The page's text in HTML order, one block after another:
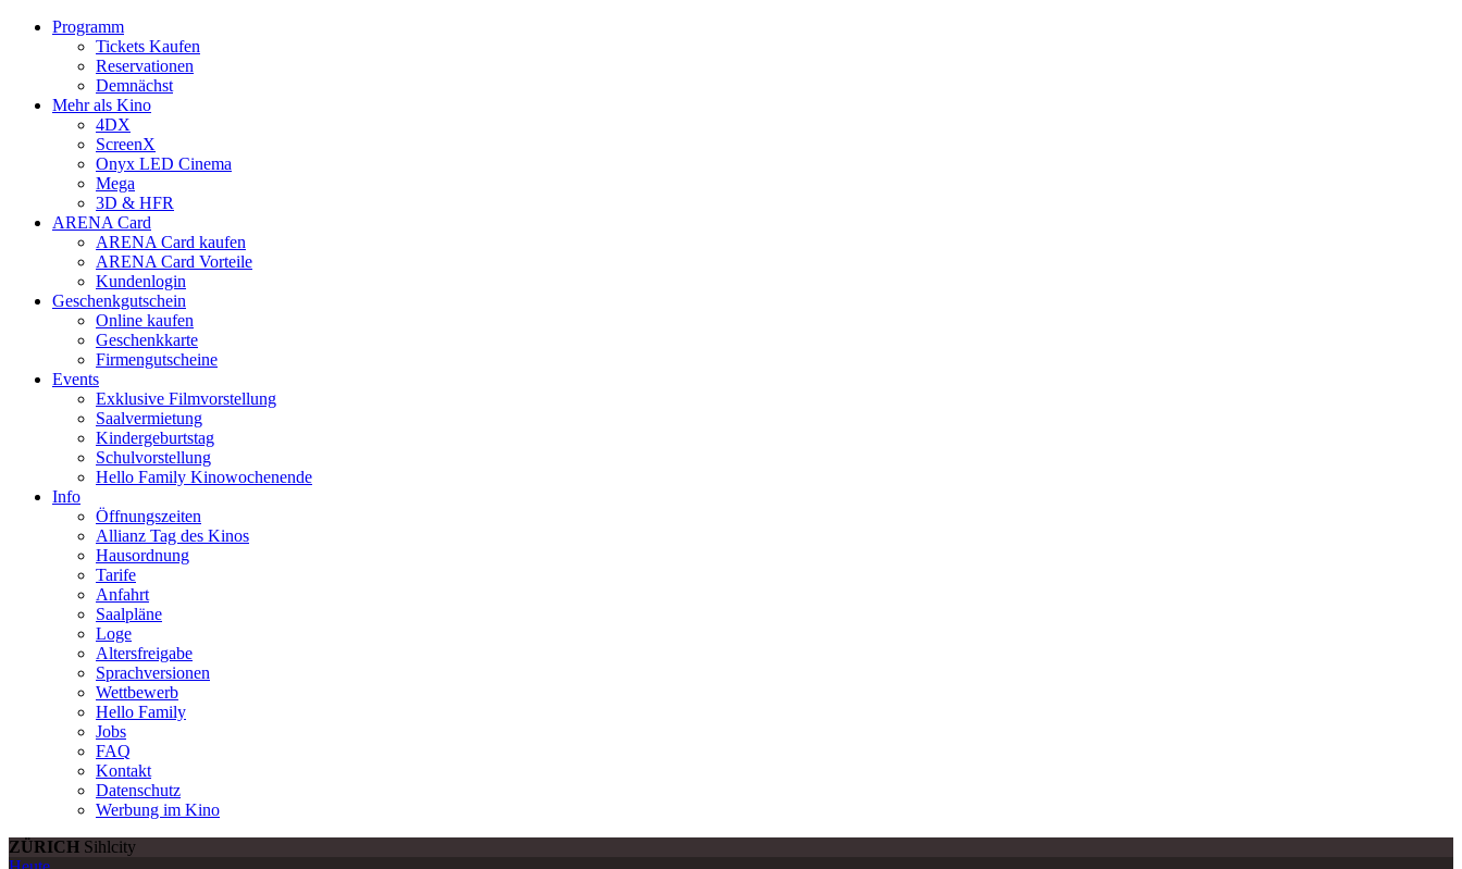
Programm
Tickets Kaufen
Reservationen
Demnächst
Mehr als Kino
4DX
ScreenX
Onyx LED Cinema
Mega
3D & HFR
ARENA Card
ARENA Card kaufen
ARENA Card Vorteile
Kundenlogin
Geschenkgutschein
Online kaufen
Geschenkkarte
Firmengutscheine
Events
Exklusive Filmvorstellung
Saalvermietung
Kindergeburtstag
Schulvorstellung
Hello Family Kinowochenende
Info
Öffnungszeiten
Allianz Tag des Kinos
Hausordnung
Tarife
Anfahrt
Saalpläne
Loge
Altersfreigabe
Sprachversionen
Wettbewerb
Hello Family
Jobs
FAQ
Kontakt
Datenschutz
Werbung im Kino
ZÜRICH Sihlcity